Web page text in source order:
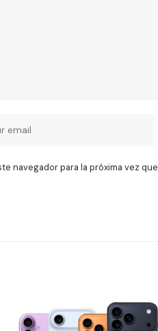
navegador para la próxima vez